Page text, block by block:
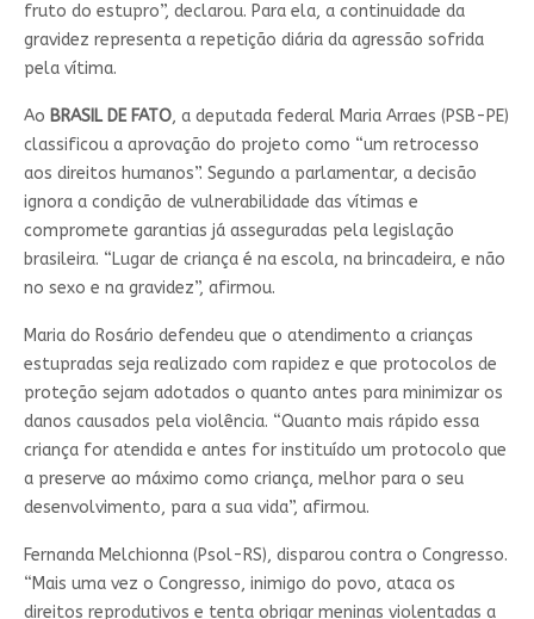
fruto do estupro”, declarou. Para ela, a continuidade da
gravidez representa a repetição diária da agressão sofrida
pela vítima.
Ao BRASIL DE FATO, a deputada federal Maria Arraes (PSB-PE)
classificou a aprovação do projeto como “um retrocesso
aos direitos humanos”. Segundo a parlamentar, a decisão
ignora a condição de vulnerabilidade das vítimas e
compromete garantias já asseguradas pela legislação
brasileira. “Lugar de criança é na escola, na brincadeira, e não
no sexo e na gravidez”, afirmou.
Maria do Rosário defendeu que o atendimento a crianças
estupradas seja realizado com rapidez e que protocolos de
proteção sejam adotados o quanto antes para minimizar os
danos causados pela violência. “Quanto mais rápido essa
criança for atendida e antes for instituído um protocolo que
a preserve ao máximo como criança, melhor para o seu
desenvolvimento, para a sua vida”, afirmou.
Fernanda Melchionna (Psol-RS), disparou contra o Congresso.
“Mais uma vez o Congresso, inimigo do povo, ataca os
direitos reprodutivos e tenta obrigar meninas violentadas a